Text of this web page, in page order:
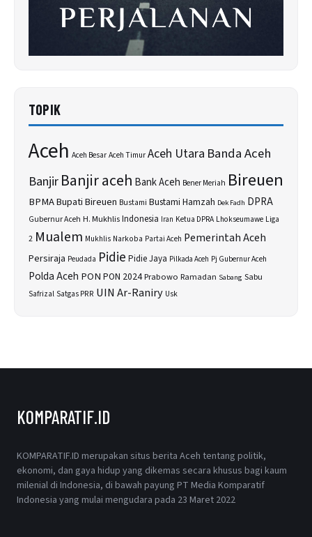
TOPIK
Aceh Aceh BesarAceh TimurAceh Utara Banda Aceh
BanjirBanjir aceh Bank Aceh Bener Meriah Bireuen
BPMABupati Bireuen Bustami Bustami Hamzah Dek Fadh DPRA
Gubernur Aceh H. MukhlisIndonesia Iran Ketua DPRA Lhokseumawe Liga
2 Mualem Mukhlis Narkoba Partai Aceh Pemerintah Aceh
Persiraja Peudada Pidie Pidie Jaya Pilkada Aceh Pj Gubernur Aceh
Polda Aceh PON PON 2024Prabowo Ramadan Sabang Sabu
Safrizal Satgas PRR UIN Ar-Raniry Usk
KOMPARATIF.ID
KOMPARATIF.ID merupakan situs berita Aceh tentang politik,
ekonomi, dan gaya hidup yang dikemas secara khusus bagi kaum
milenial di Indonesia, di bawah payung PT Media Komparatif
Indonesia yang mulai mengudara pada 23 Maret 2022